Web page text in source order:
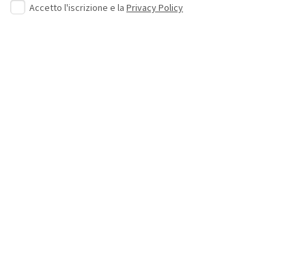
Accetto l'iscrizione e la Privacy Policy